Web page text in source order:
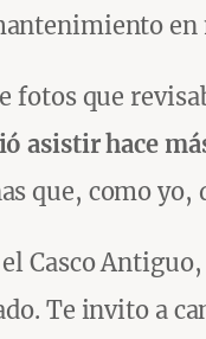
en
fotos que
asistir hace
que, como
Casco
Te invito a